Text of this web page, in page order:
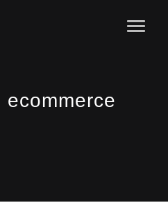
ecommerce